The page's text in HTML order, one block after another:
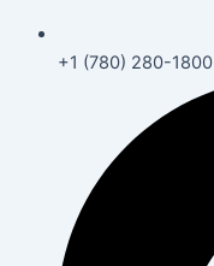
+1 (780) 280-1800